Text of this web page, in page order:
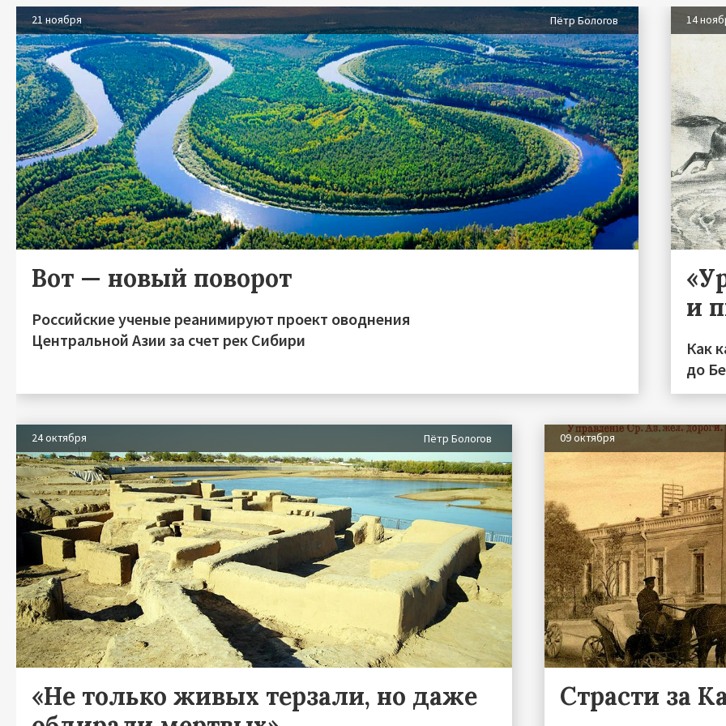
21 ноября Пётр Бологов
Вот — новый поворот
Российские ученые реанимируют проект оводнения
Центральной Азии за счет рек Сибири
14
и
Как
до
24 октября Пётр Бологов
«Не только живых терзали, но даже
09 октября
Страсти за